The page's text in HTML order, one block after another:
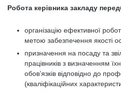
Робота керівника закладу
організацію ефективної
метою забезпечення якості
призначення на посаду та
працівників з визначенням
обов’язків відповідно до
(кваліфікаційних